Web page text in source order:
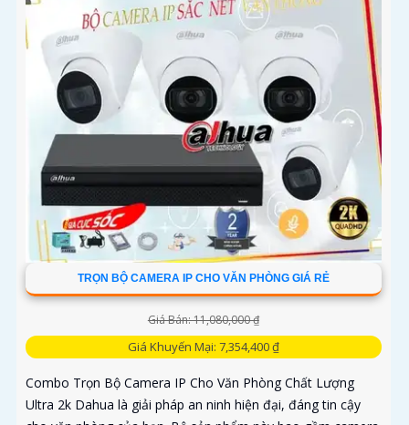
TRỌN BỘ CAMERA IP CHO VĂN PHÒNG GIÁ RẺ
Giá Bán: 11,080,000 ₫
Giá Khuyến Mại: 7,354,400 ₫
Combo Trọn Bộ Camera IP Cho Văn Phòng Chất Lượng
Ultra 2k Dahua là giải pháp an ninh hiện đại, đáng tin cậy